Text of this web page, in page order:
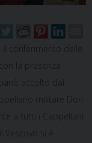
conferimento delle
la presenza
accolto dal
militare Don
a tutti i Cappellani
si è